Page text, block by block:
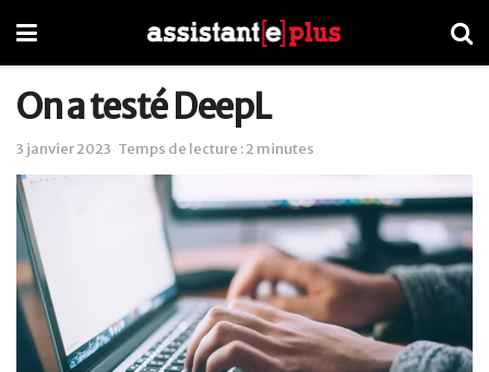
On a testé DeepL
3 janvier 2023 Temps de lecture : 2 minutes